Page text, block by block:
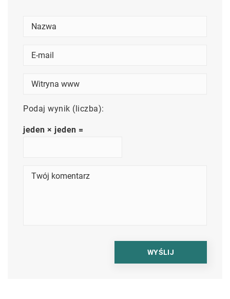
Podaj wynik (liczba):
jeden × jeden =